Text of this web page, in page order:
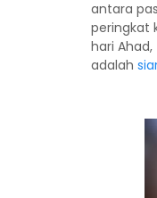
antara
peringkat
hari Ahad,
adalah